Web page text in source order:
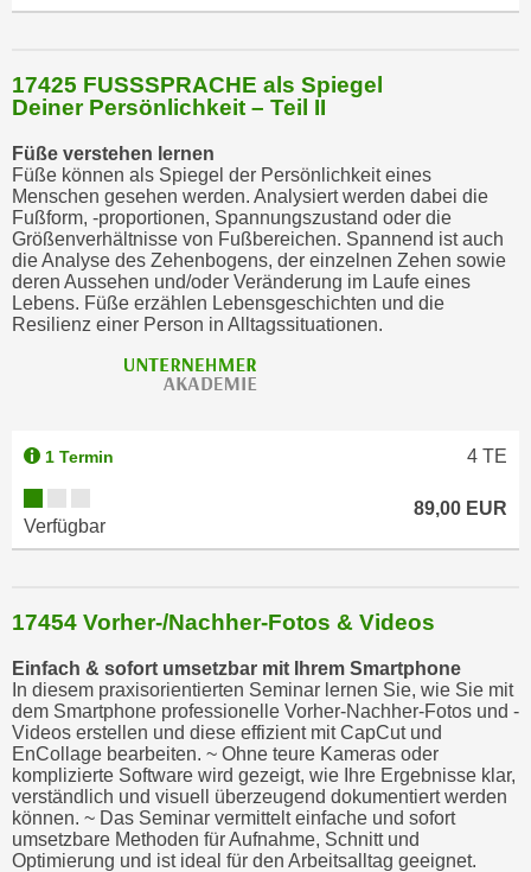
17425 FUSSSPRACHE als Spiegel
Deiner Persönlichkeit – Teil II
Füße verstehen lernen
Füße können als Spiegel der Persönlichkeit eines
Menschen gesehen werden. Analysiert werden dabei die
Fußform, -proportionen, Spannungszustand oder die
Größenverhältnisse von Fußbereichen. Spannend ist auch
die Analyse des Zehenbogens, der einzelnen Zehen sowie
deren Aussehen und/oder Veränderung im Laufe eines
Lebens. Füße erzählen Lebensgeschichten und die
Resilienz einer Person in Alltagssituationen.
1 Termin 4 TE
Verfügbar
89,00 EUR
17454 Vorher-/Nachher-Fotos & Videos
Einfach & sofort umsetzbar mit Ihrem Smartphone
In diesem praxisorientierten Seminar lernen Sie, wie Sie mit
dem Smartphone professionelle Vorher-Nachher-Fotos und -
Videos erstellen und diese effizient mit CapCut und
EnCollage bearbeiten. ~ Ohne teure Kameras oder
komplizierte Software wird gezeigt, wie Ihre Ergebnisse klar,
verständlich und visuell überzeugend dokumentiert werden
können. ~ Das Seminar vermittelt einfache und sofort
umsetzbare Methoden für Aufnahme, Schnitt und
Optimierung und ist ideal für den Arbeitsalltag geeignet.